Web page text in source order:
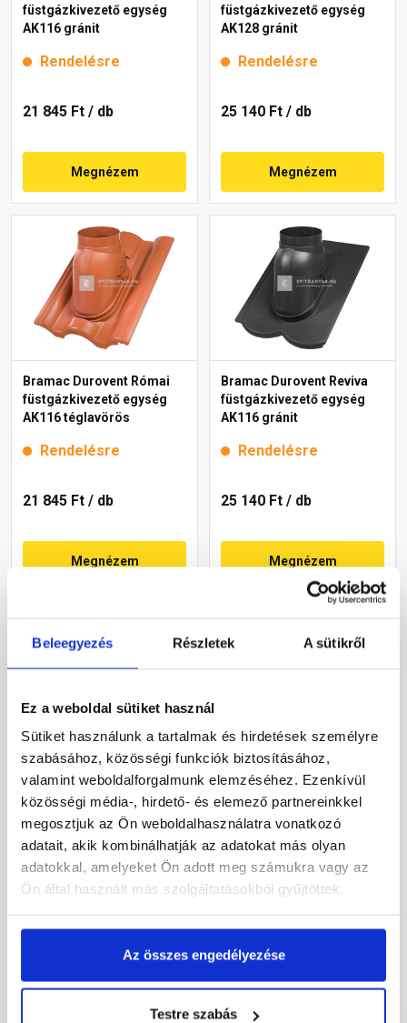
Beleegyezés Részletek A sütikről
Ez a weboldal sütiket használ
Sütiket használunk a tartalmak és hirdetések személyre
szabásához, közösségi funkciók biztosításához,
valamint weboldalforgalmunk elemzéséhez. Ezenkívül
közösségi média-, hirdető- és elemező partnereinkkel
megosztjuk az Ön weboldalhasználatra vonatkozó
adatait, akik kombinálhatják az adatokat más olyan
adatokkal, amelyeket Ön adott meg számukra vagy az
Ön által használt más szolgáltatásokból gyűjtöttek.
Az összes engedélyezése
Testre szabás
füstgázkivezető egység
AK116 gránit
Rendelésre
21 845 Ft / db
Megnézem
füstgázkivezető egység
AK128 gránit
Rendelésre
25 140 Ft / db
Megnézem
Bramac Durovent Római
füstgázkivezető egység
AK116 téglavörös
Rendelésre
21 845 Ft / db
Megnézem
Bramac Durovent Reviva
füstgázkivezető egység
AK116 gránit
Rendelésre
25 140 Ft / db
Megnézem
füstgázkivezető cserép
NA114, rézvörös
Rendelésre
84 550 Ft/ db
Megnézem
füstgázkivezető egység
AK128 sötétbarna
Rendelésre
25 140 Ft/ db
Megnézem